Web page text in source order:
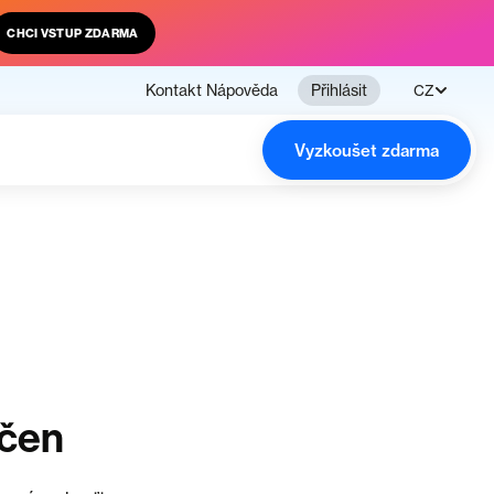
CHCI VSTUP ZDARMA
Kontakt Nápověda Přihlásit CZ
Vyzkoušet zdarma